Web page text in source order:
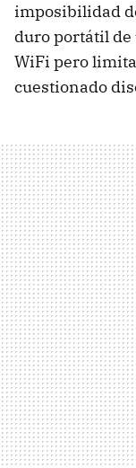
imposibilidad
duro portátil de
WiFi pero
cuestionado